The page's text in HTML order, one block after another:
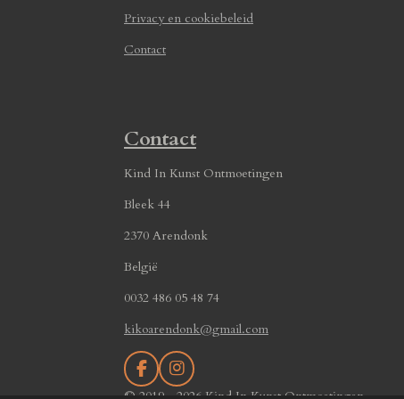
Privacy en cookiebeleid
Contact
Contact
Kind In Kunst Ontmoetingen
Bleek 44
2370 Arendonk
België
0032 486 05 48 74
kikoarendonk@gmail.com
F
a
I
n
© 2019 - 2026 Kind In Kunst Ontmoetingen